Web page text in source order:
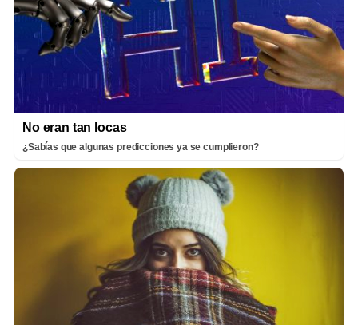
No eran tan locas
¿Sabías que algunas predicciones ya se cumplieron?